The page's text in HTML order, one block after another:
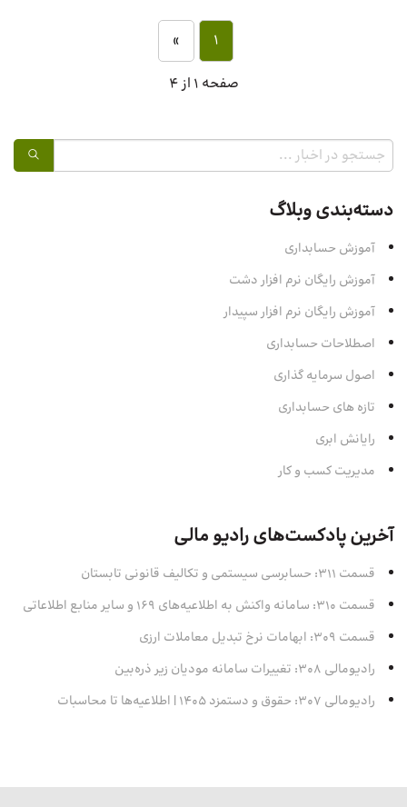
1
»
صفحه 1 از 4
دسته‌بندی وبلاگ
آموزش حسابداری
آموزش رایگان نرم افزار دشت
آموزش رایگان نرم افزار سپیدار
اصطلاحات حسابداری
اصول سرمایه‌ گذاری
تازه های حسابداری
رایانش ابری
مدیریت کسب و کار
آخرین پادکست‌های رادیو مالی
قسمت 311: حسابرسی سیستمی و تکالیف قانونی تابستان
قسمت 310: سامانه واکنش به اطلاعیه‌های 169 و سایر منابع اطلاعاتی
قسمت 309: ابهامات نرخ تبدیل معاملات ارزی
رادیومالی 308: تغییرات سامانه مودیان زیر ذره‌بین
رادیومالی 307: حقوق و دستمزد 1405 | اطلاعیه‌ها تا محاسبات